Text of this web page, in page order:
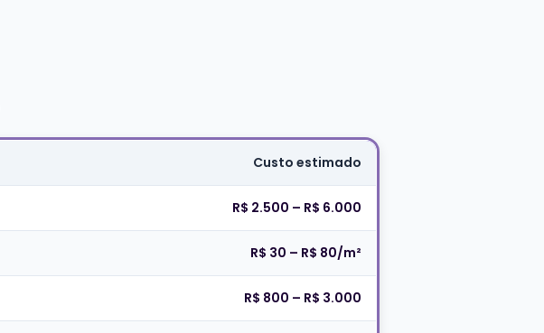
Custo estimado
R$ 2.500 – R$ 6.000
R$ 30 – R$ 80/m²
R$ 800 – R$ 3.000